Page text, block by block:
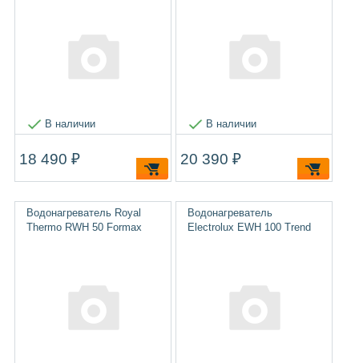
В наличии
18 490 ₽
В наличии
20 390 ₽
Водонагреватель Royal
Thermo RWH 50 Formax
Водонагреватель
Electrolux EWH 100 Trend